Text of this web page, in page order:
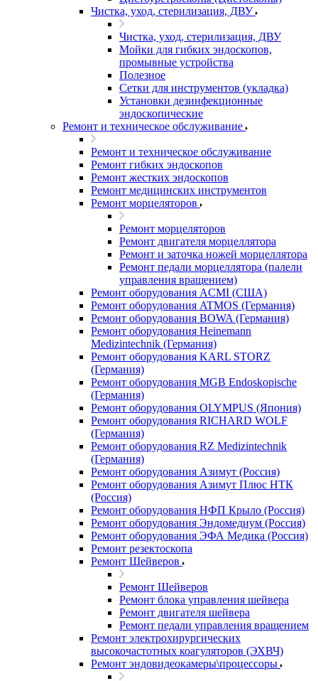
Чистка, уход, стерилизация, ДВУ
Чистка, уход, стерилизация, ДВУ
Мойки для гибких эндоскопов,
промывные устройства
Полезное
Сетки для инструментов (укладка)
Установки дезинфекционные
эндоскопические
Ремонт и техническое обслуживание
Ремонт и техническое обслуживание
Ремонт гибких эндоскопов
Ремонт жестких эндоскопов
Ремонт медицинских инструментов
Ремонт морцеляторов
Ремонт морцеляторов
Ремонт двигателя морцеллятора
Ремонт и заточка ножей морцеллятора
Ремонт педали морцеллятора (палели
управления вращением)
Ремонт оборудования ACMI (США)
Ремонт оборудования ATMOS (Германия)
Ремонт оборудования BOWA (Германия)
Ремонт оборудования Heinemann
Medizintechnik (Германия)
Ремонт оборудования KARL STORZ
(Германия)
Ремонт оборудования MGB Endoskopische
(Германия)
Ремонт оборудования OLYMPUS (Япония)
Ремонт оборудования RICHARD WOLF
(Германия)
Ремонт оборудования RZ Medizintechnik
(Германия)
Ремонт оборудования Азимут (Россия)
Ремонт оборудования Азимут Плюс НТК
(Россия)
Ремонт оборудования НФП Крыло (Россия)
Ремонт оборудования Эндомедиум (Россия)
Ремонт оборудования ЭФА Медика (Россия)
Ремонт резектоскопа
Ремонт Шейверов
Ремонт Шейверов
Ремонт блока управления шейвера
Ремонт двигателя шейвера
Ремонт педали управления вращением
Ремонт электрохирургических
высокочастотных коагуляторов (ЭХВЧ)
Ремонт эндовидеокамеры\процессоры